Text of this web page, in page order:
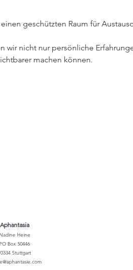
geschützten Raum für
wir nicht nur persönliche
machen können.
Aphantasia
Nadine Heine
PO Box 50446
Stuttgart